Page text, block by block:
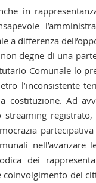
in
a differenza
degne di una
Comunale lo
l’inconsistente
costituzione. Ad
streaming
nell’avanzare
dei
coinvolgimento dei